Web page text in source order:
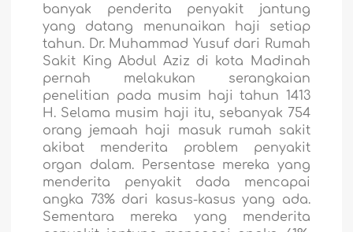
banyak penderita penyakit jantung
yang datang menunaikan haji setiap
tahun. Dr. Muhammad Yusuf dari Rumah
Sakit King Abdul Aziz di kota Madinah
pernah melakukan serangkaian
penelitian pada musim haji tahun 1413
H. Selama musim haji itu, sebanyak 754
orang jemaah haji masuk rumah sakit
akibat menderita problem penyakit
organ dalam. Persentase mereka yang
menderita penyakit dada mencapai
angka 73% dari kasus-kasus yang ada.
Sementara mereka yang menderita